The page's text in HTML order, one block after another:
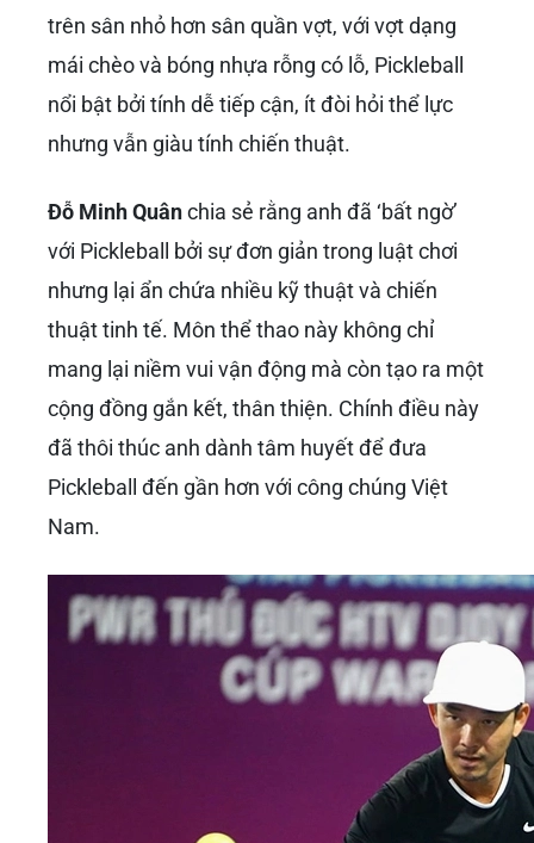
trên sân nhỏ hơn sân quần vợt, với vợt dạng
mái chèo và bóng nhựa rỗng có lỗ, Pickleball
nổi bật bởi tính dễ tiếp cận, ít đòi hỏi thể lực
nhưng vẫn giàu tính chiến thuật.
Đỗ Minh Quânchia sẻ rằng anh đã ‘bất ngờ’
với Pickleball bởi sự đơn giản trong luật chơi
nhưng lại ẩn chứa nhiều kỹ thuật và chiến
thuật tinh tế. Môn thể thao này không chỉ
mang lại niềm vui vận động mà còn tạo ra một
cộng đồng gắn kết, thân thiện. Chính điều này
đã thôi thúc anh dành tâm huyết để đưa
Pickleball đến gần hơn với công chúng Việt
Nam.